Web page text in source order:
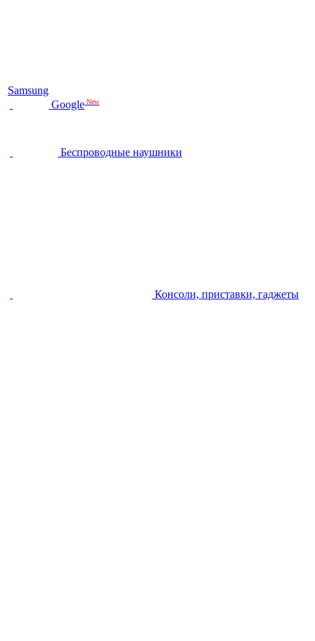
Samsung
Google New
Беспроводные наушники
Консоли, приставки, гаджеты